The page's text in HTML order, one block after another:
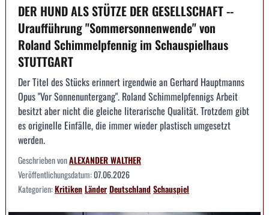
DER HUND ALS STÜTZE DER GESELLSCHAFT --
Uraufführung "Sommersonnenwende" von
Roland Schimmelpfennig im Schauspielhaus
STUTTGART
Der Titel des Stücks erinnert irgendwie an Gerhard Hauptmanns
Opus "Vor Sonnenuntergang". Roland Schimmelpfennigs Arbeit
besitzt aber nicht die gleiche literarische Qualität. Trotzdem gibt
es originelle Einfälle, die immer wieder plastisch umgesetzt
werden.
Geschrieben vonALEXANDER WALTHER
Veröffentlichungsdatum:07.06.2026
Kategorien:KritikenLänderDeutschlandSchauspiel